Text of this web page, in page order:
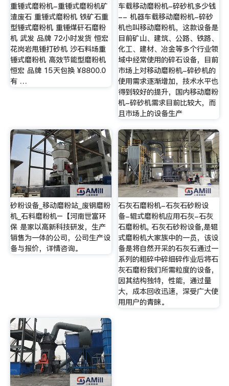
重锤式磨粉机-重锤式磨粉机矿
渣废石 重锤式磨粉机 铁矿石重
型锤式磨粉机 重锤煤矸石磨粉
机 武发 品牌 72小时发货 恒宏
花岗岩甩锤打砂机 沙石料场重
锤式磨粉机 高效节能型磨粉机
恒宏 品牌 15天包换 ¥8800.0
有 …
车载移动磨粉机-碎砂机多少钱
-- 机器车载移动磨粉机-碎砂
机也叫移动磨粉机，这款设备是
目前矿山、建筑、公路、铁路、
化工、建材、冶金等多个行业领
域中经常使用的碎石设备，目前
市场上对移动磨粉机-碎砂机的
使用需求逐渐增加，技术水平也
得到较好的提升，国内移动磨粉
机-碎砂机需求目前比较大，而
且市场上的设备生产
砂粉设备_移动磨粉站_废钢磨粉
机_石料磨粉机–【河南世富环
保 是家以高新科技研发，生产
销售为一体的公司，公司生产设
备与报价，详情咨询。
石灰石磨粉机-石灰石砂粉设
备-辊式磨粉机应用石灰-石灰
石磨粉机, 石灰石砂粉设备,是辊
式磨粉机大家族中的一员，该设
备是将自然开采的石灰石通过一
系列的粗碎中碎细碎作业后将石
灰石磨粉我们所需粒度的设备，
因其结构独特，性能，通过量
大，成本回收迅速，深受广大使
用用户的青睐。